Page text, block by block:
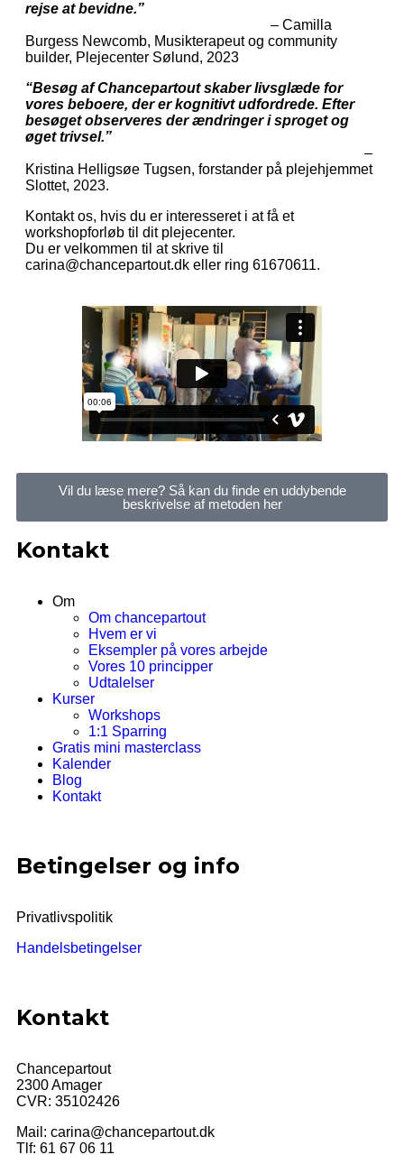
rejse at bevidne.”
– Camilla
Burgess Newcomb, Musikterapeut og community
builder, Plejecenter Sølund, 2023
“Besøg af Chancepartout skaber livsglæde for
vores beboere, der er kognitivt udfordrede. Efter
besøget observeres der ændringer i sproget og
øget trivsel.”
–
Kristina Helligsøe Tugsen, forstander på plejehjemmet
Slottet, 2023.
Kontakt os, hvis du er interesseret i at få et
workshopforløb til dit plejecenter.
Du er velkommen til at skrive til
carina@chancepartout.dk eller ring 61670611.
Vil du læse mere? Så kan du finde en uddybende
beskrivelse af metoden her
Kontakt
Om
Om chancepartout
Hvem er vi
Eksempler på vores arbejde
Vores 10 principper
Udtalelser
Kurser
Workshops
1:1 Sparring
Gratis mini masterclass
Kalender
Blog
Kontakt
Betingelser og info
Privatlivspolitik
Handelsbetingelser
Kontakt
Chancepartout
2300 Amager
CVR: 35102426
Mail: carina@chancepartout.dk
Tlf: 61 67 06 11